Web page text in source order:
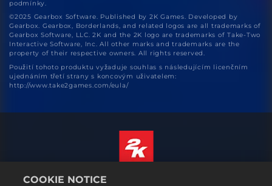
podmínky.
©2025 Gearbox Software. Published by 2K Games. Developed by
Gearbox. Gearbox, Borderlands, and related logos are all trademarks of
Gearbox Software, LLC. 2K and the 2K logo are trademarks of Take-Two
Interactive Software, Inc. All other marks and trademarks are the
property of their respective owners. All rights reserved.
Použití tohoto produktu vyžaduje souhlas s následujícím licenčním
ujednáním třetí strany s koncovým uživatelem:
http://www.take2games.com/eula/
COOKIE NOTICE